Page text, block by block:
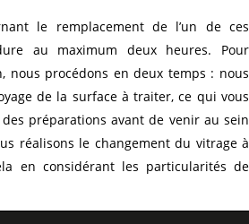
le remplacement de l’un de ces
au maximum deux heures. Pour
nous procédons en deux temps : nous
de la surface à traiter, ce qui vous
préparations avant de venir au sein
réalisons le changement du vitrage à
en considérant les particularités de